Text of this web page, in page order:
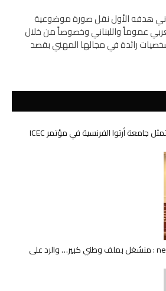
هدفه الأول نقل صورة موضوعية
عموماً واللبناني وخصوصاً من خلال
رائدة في مجالها المهني بقصد
إبنة الفيحاء سنا حسن خالد تمثل جامعة أرتوا الفرنسية في مؤتمر ICEC
القاضي محمد صعب لـnextlb : منشغل بملف وطني كبير… والرد على